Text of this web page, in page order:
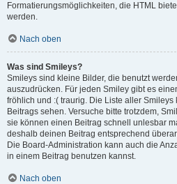
Formatierungsmöglichkeiten, die HTML
werden.
Nach oben
Was sind Smileys?
Smileys sind kleine Bilder, die benutzt
auszudrücken. Für jeden Smiley gibt es
fröhlich und :( traurig. Die Liste aller
Beitrags sehen. Versuche bitte trotzdem,
sie können einen Beitrag schnell unlesbar
deshalb deinen Beitrag entsprechend
Die Board-Administration kann auch die
in einem Beitrag benutzen kannst.
Nach oben